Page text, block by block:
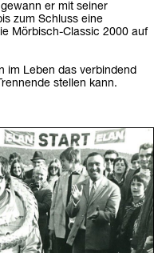
er mit seiner
zum Schluss eine
Mörbisch-Classic 2000 auf
im Leben das verbindend
stellen kann.